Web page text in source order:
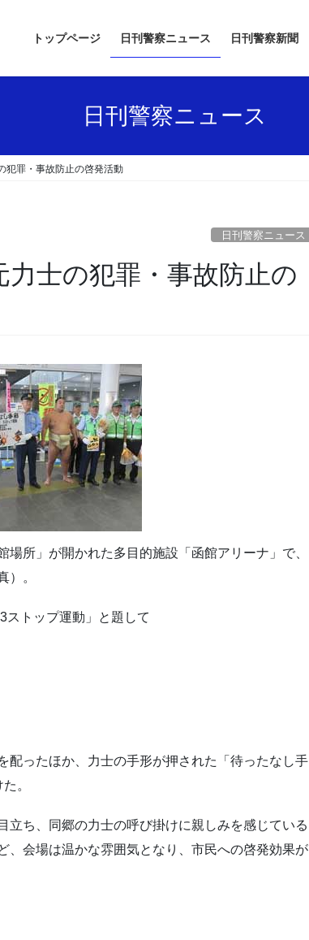
トップページ 日刊警察ニュース 日刊警察新聞
日刊警察ニュース
犯罪・事故防止の啓発活動
日刊警察ニュース
所」が開かれた多目的施設「函館アリーナ」で、
）。
ストップ運動」と題して
配ったほか、力士の手形が押された「待ったなし手
。
ち、同郷の力士の呼び掛けに親しみを感じている
、会場は温かな雰囲気となり、市民への啓発効果が